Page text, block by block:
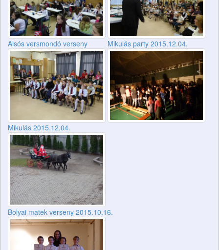
Alsós versmondó verseny Mikulás party 2015.12.04.
Mikulás 2015.12.04.
Bolyai matek verseny 2015.10.16.